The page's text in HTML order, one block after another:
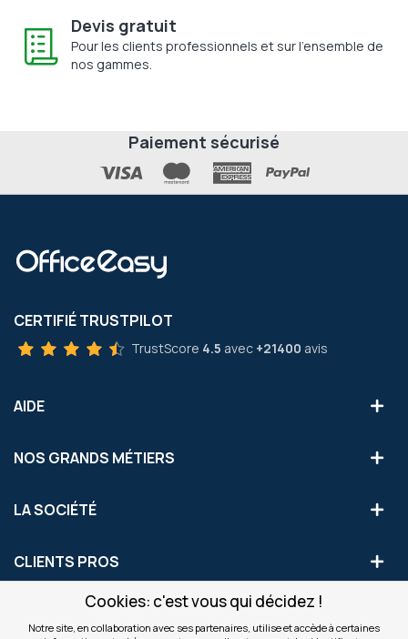
Cookies: c'est vous qui décidez !
Notre site, en collaboration avec ses partenaires, utilise et accède à certaines
Devis gratuit
Pour les clients professionnels et sur l'ensemble de
nos gammes.
Paiement sécurisé
CERTIFIÉ TRUSTPILOT
TrustScore 4.5 avec +21400 avis
AIDE
NOS GRANDS MÉTIERS
LA SOCIÉTÉ
CLIENTS PROS
S'INSCRIRE AUX OFFRES COMMERCIALES